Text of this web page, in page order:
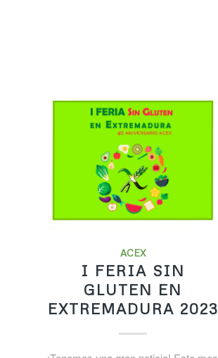
ACEX
I FERIA SIN
GLUTEN EN
EXTREMADURA 2023